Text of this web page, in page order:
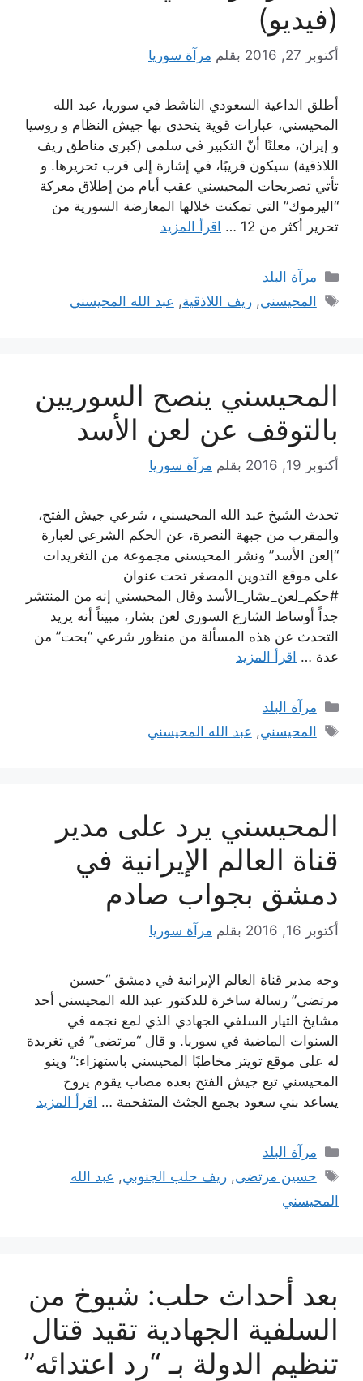
(فيديو)
أكتوبر 27, 2016 بقلم مرآة سوريا
أطلق الداعية السعودي الناشط في سوريا، عبد الله
المحيسني، عبارات قوية يتحدى بها جيش النظام و روسيا
و إيران، معلنًا أنّ التكبير في سلمى (كبرى مناطق ريف
اللاذقية) سيكون قريبًا، في إشارة إلى قرب تحريرها. و
تأتي تصريحات المحيسني عقب أيام من إطلاق معركة
“اليرموك” التي تمكنت خلالها المعارضة السورية من
تحرير أكثر من 12 …
اقرأ المزيد
التصنيفات
مرآة البلد
الوسوم
المحيسني,ريف اللاذقية, عبد الله المحيسني
المحيسني ينصح السوريين
بالتوقف عن لعن الأسد
أكتوبر 19, 2016 بقلم مرآة سوريا
تحدث الشيخ عبد الله المحيسني ، شرعي جيش الفتح،
والمقرب من جبهة النصرة، عن الحكم الشرعي لعبارة
“إلعن الأسد” ونشر المحيسني مجموعة من التغريدات
على موقع التدوين المصغر تحت عنوان
#حكم_لعن_بشار_الأسد وقال المحيسني إنه من المنتشر
جداً أوساط الشارع السوري لعن بشار، مبيناً أنه يريد
التحدث عن هذه المسألة من منظور شرعي “بحت” من
عدة … اقرأ المزيد
التصنيفات
مرآة البلد
الوسوم
المحيسني, عبد الله المحيسني
المحيسني يرد على مدير
قناة العالم الإيرانية في
دمشق بجواب صادم
أكتوبر 16, 2016 بقلم مرآة سوريا
وجه مدير قناة العالم الإيرانية في دمشق “حسين
مرتضى” رسالة ساخرة للدكتور عبد الله المحيسني أحد
مشايخ التيار السلفي الجهادي الذي لمع نجمه في
السنوات الماضية في سوريا. و قال “مرتضى” في تغريدة
له على موقع تويتر مخاطبًا المحيسني باستهزاء:” وينو
المحيسني تبع جيش الفتح بعده مصاب يقوم يروح
يساعد بني سعود بجمع الجثث المتفحمة … اقرأ المزيد
التصنيفات
مرآة البلد
الوسوم
حسين مرتضى,ريف حلب الجنوبي, عبد الله
المحيسني
بعد أحداث حلب: شيوخ من
السلفية الجهادية تقيد قتال
تنظيم الدولة بـ “رد اعتدائه”